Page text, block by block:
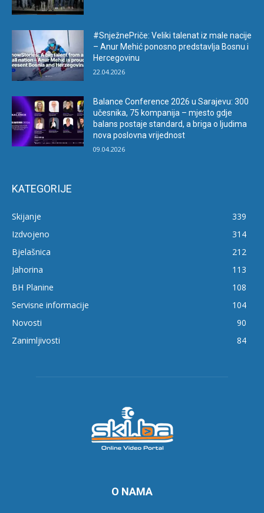
#SnježnePriče: Veliki talenat iz male nacije
– Anur Mehić ponosno predstavlja Bosnu i
Hercegovinu
22.04.2026
Balance Conference 2026 u Sarajevu: 300
učesnika, 75 kompanija – mjesto gdje
balans postaje standard, a briga o ljudima
nova poslovna vrijednost
09.04.2026
KATEGORIJE
Skijanje
339
Izdvojeno
314
Bjelašnica
212
Jahorina
113
BH Planine
108
Servisne informacije
104
Novosti
90
Zanimljivosti
84
O NAMA